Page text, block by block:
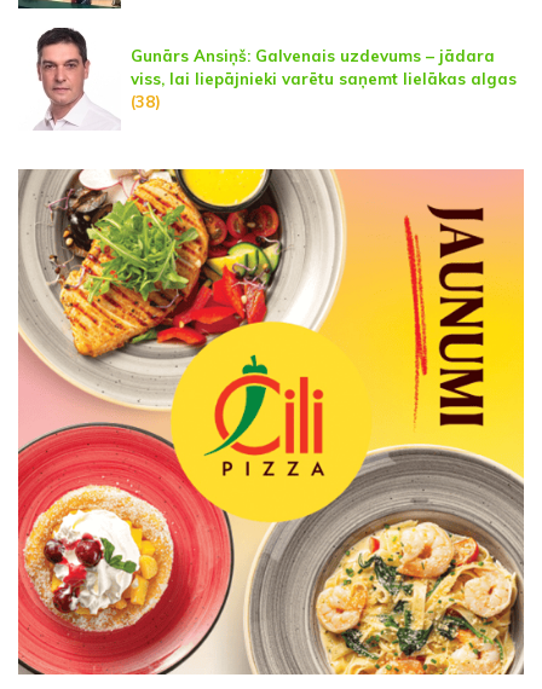
Gunārs Ansiņš: Galvenais uzdevums – jādara
viss, lai liepājnieki varētu saņemt lielākas algas
(38)